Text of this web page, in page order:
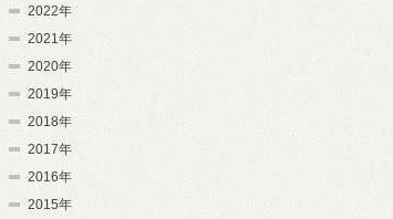
2022年
2021年
2020年
2019年
2018年
2017年
2016年
2015年